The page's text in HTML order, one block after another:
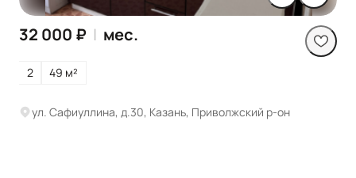
32 000 ₽ | мес.
2 49 м²
ул. Сафиуллина, д.30, Казань, Приволжский р-он